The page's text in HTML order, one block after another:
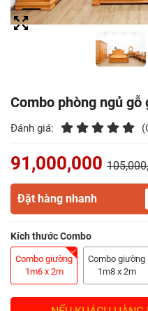
Bàn
Trang
Bàn
Tivi
Gỗ
Salon
Gỗ
Combo phòng ngủ gỗ
Đánh giá:
91,000,000
Đặt hàng nhanh
Kích thước Combo
Combo giường
1m6 x 2m
Combo giường
1m8 x 2m